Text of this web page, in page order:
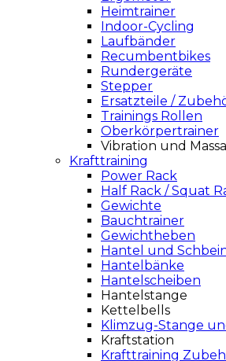
Heimtrainer
Indoor-Cycling
Laufbänder
Recumbentbikes
Rundergeräte
Stepper
Ersatzteile /
Trainings Rollen
Oberkörpertrainer
Vibration und
Krafttraining
Power Rack
Half Rack / Squat
Gewichte
Bauchtrainer
Gewichtheben
Hantel und
Hantelbänke
Hantelscheiben
Hantelstange
Kettelbells
Klimzug-Stange
Kraftstation
Krafttraining